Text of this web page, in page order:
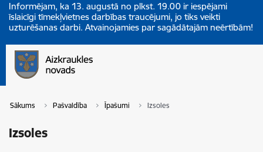
Informējam, ka 13. augustā no plkst. 19.00 ir iespējami
īslaicīgi tīmekļvietnes darbības traucējumi, jo tiks veikti
uzturēšanas darbi. Atvainojamies par sagādātajām neērtībām!
Sākums Pašvaldība Īpašumi Izsoles
Izsoles